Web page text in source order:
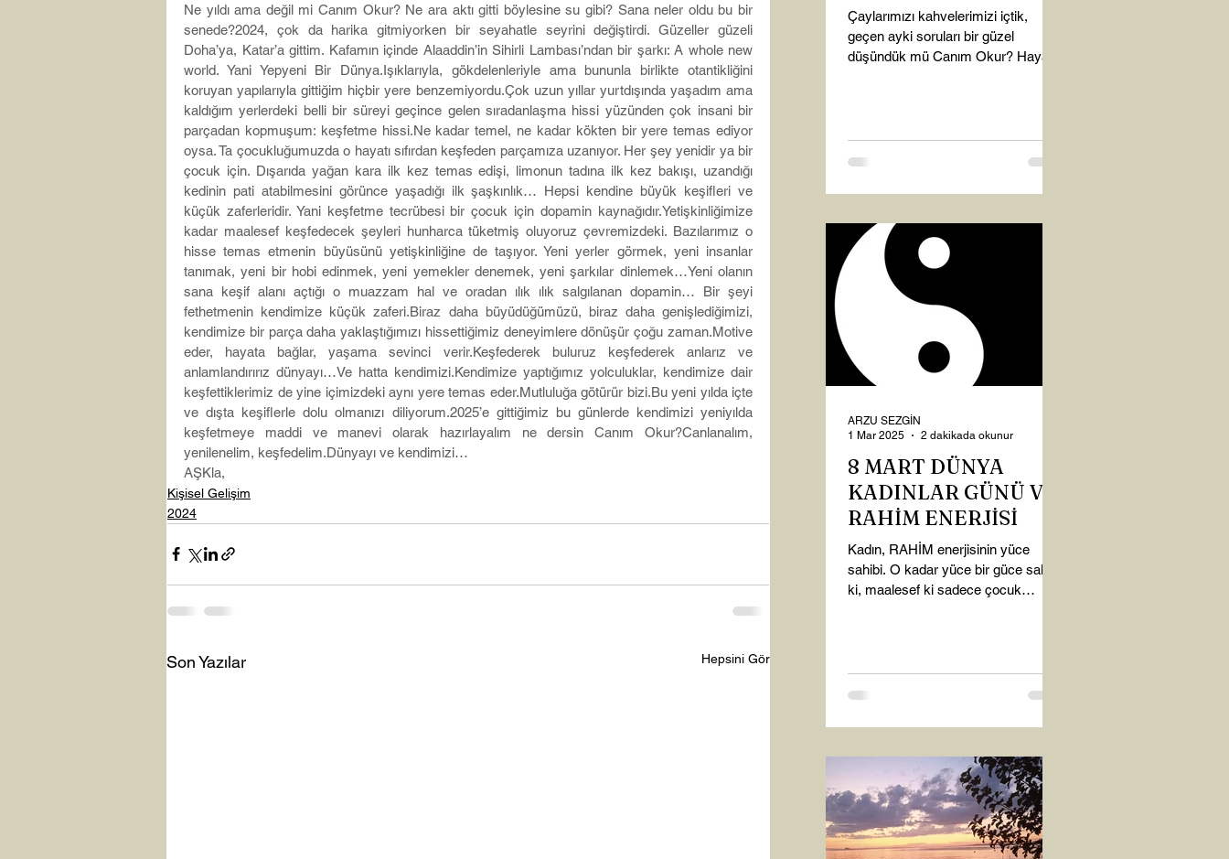
Ne yıldı ama değil mi Canım Okur? Ne ara aktı gitti böylesine su gibi? Sana neler oldu bu bir
senede?2024, çok da harika gitmiyorken bir seyahatle seyrini değiştirdi. Güzeller güzeli
Doha’ya, Katar’a gittim. Kafamın içinde Alaaddin’in Sihirli Lambası’ndan bir şarkı: A whole new
world. Yani Yepyeni Bir Dünya.Işıklarıyla, gökdelenleriyle ama bununla birlikte otantikliğini
koruyan yapılarıyla gittiğim hiçbir yere benzemiyordu.Çok uzun yıllar yurtdışında yaşadım ama
kaldığım yerlerdeki belli bir süreyi geçince gelen sıradanlaşma hissi yüzünden çok insani bir
parçadan kopmuşum: keşfetme hissi.Ne kadar temel, ne kadar kökten bir yere temas ediyor
oysa. Ta çocukluğumuzda o hayatı sıfırdan keşfeden parçamıza uzanıyor. Her şey yenidir ya bir
çocuk için. Dışarıda yağan kara ilk kez temas edişi, limonun tadına ilk kez bakışı, uzandığı
kedinin pati atabilmesini görünce yaşadığı ilk şaşkınlık… Hepsi kendine büyük keşifleri ve
küçük zaferleridir. Yani keşfetme tecrübesi bir çocuk için dopamin kaynağıdır.Yetişkinliğimize
kadar maalesef keşfedecek şeyleri hunharca tüketmiş oluyoruz çevremizdeki. Bazılarımız o
hisse temas etmenin büyüsünü yetişkinliğine de taşıyor. Yeni yerler görmek, yeni insanlar
tanımak, yeni bir hobi edinmek, yeni yemekler denemek, yeni şarkılar dinlemek…Yeni olanın
sana keşif alanı açtığı o muazzam hal ve oradan ılık ılık salgılanan dopamin… Bir şeyi
fethetmenin kendimize küçük zaferi.Biraz daha büyüdüğümüzü, biraz daha genişlediğimizi,
kendimize bir parça daha yaklaştığımızı hissettiğimiz deneyimlere dönüşür çoğu zaman.Motive
eder, hayata bağlar, yaşama sevinci verir.Keşfederek buluruz keşfederek anlarız ve
anlamlandırırız dünyayı…Ve hatta kendimizi.Kendimize yaptığımız yolculuklar, kendimize dair
keşfettiklerimiz de yine içimizdeki aynı yere temas eder.Mutluluğa götürür bizi.Bu yeni yılda içte
ve dışta keşiflerle dolu olmanızı diliyorum.2025’e gittiğimiz bu günlerde kendimizi yeniyılda
keşfetmeye maddi ve manevi olarak hazırlayalım ne dersin Canım Okur?Canlanalım,
yenilenelim, keşfedelim.Dünyayı ve kendimizi…
AŞKla,
Kişisel Gelişim
2024
Son Yazılar Hepsini Gör
Çaylarımızı kahvelerimizi içtik,
geçen ayki soruları bir güzel
düşündük mü Canım Okur? Hayatta
8 MART DÜNYA
KADINLAR GÜNÜ VE
RAHİM ENERJİSİ
Kadın, RAHİM enerjisinin yüce
sahibi. O kadar yüce bir güce sahip
ki, maalesef ki sadece çocuk
ARZU SEZGİN
1 Mar 2025
2 dakikada okunur